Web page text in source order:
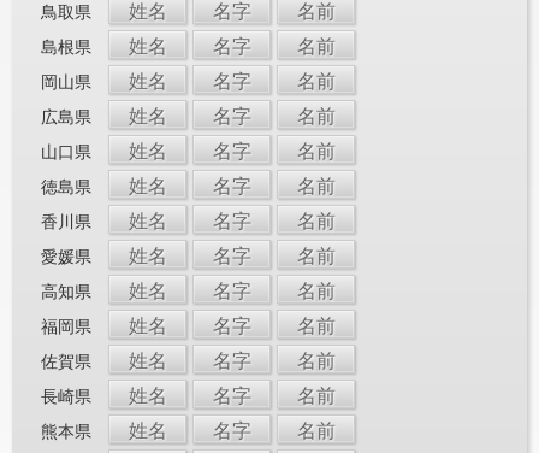
鳥取県 姓名 名字 名前
島根県 姓名 名字 名前
岡山県 姓名 名字 名前
広島県 姓名 名字 名前
山口県 姓名 名字 名前
徳島県 姓名 名字 名前
香川県 姓名 名字 名前
愛媛県 姓名 名字 名前
高知県 姓名 名字 名前
福岡県 姓名 名字 名前
佐賀県 姓名 名字 名前
長崎県 姓名 名字 名前
熊本県 姓名 名字 名前